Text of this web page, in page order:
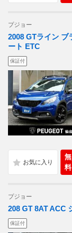
プジョー
2008 GTライン ブ
ート ETC
保証付
無
料
プジョー
208 GT 8AT ACC
保証付